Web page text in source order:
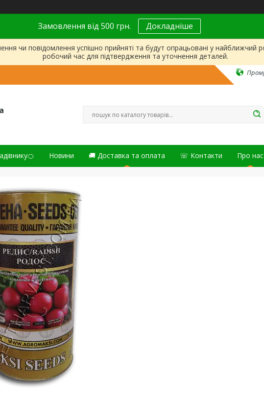
Замовлення від 500 грн. Докладніше
чи повідомлення успішно прийняті та будут опрацьовані у
робочий час для підтвердження та уточнення деталей.
Новини 🚚 Доставка та оплата ☏ Контакти Про нас